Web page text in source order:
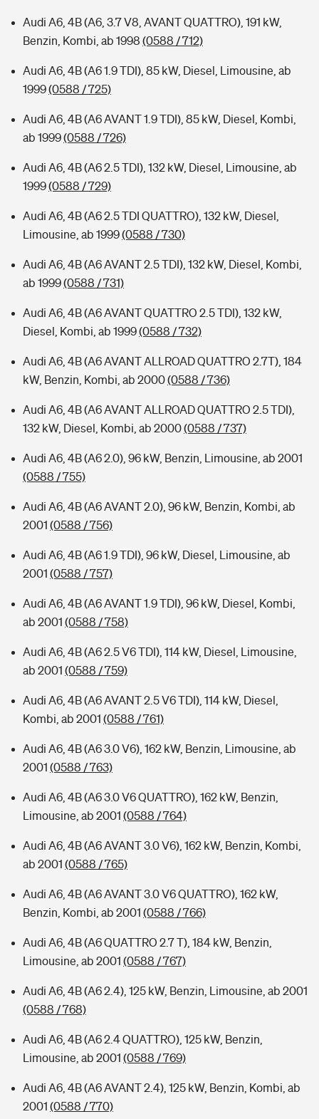
Audi A6, 4B (A6, 3.7 V8, AVANT QUATTRO), 191 kW,
Benzin, Kombi, ab 1998 (0588 / 712)
Audi A6, 4B (A6 1.9 TDI), 85 kW, Diesel, Limousine, ab
1999(0588 / 725)
Audi A6, 4B (A6 AVANT 1.9 TDI), 85 kW, Diesel, Kombi,
ab 1999(0588 / 726)
Audi A6, 4B (A6 2.5 TDI), 132 kW, Diesel, Limousine, ab
1999(0588 / 729)
Audi A6, 4B (A6 2.5 TDI QUATTRO), 132 kW, Diesel,
Limousine, ab 1999(0588 / 730)
Audi A6, 4B (A6 AVANT 2.5 TDI), 132 kW, Diesel, Kombi,
ab 1999(0588 / 731)
Audi A6, 4B (A6 AVANT QUATTRO 2.5 TDI), 132 kW,
Diesel, Kombi, ab 1999(0588 / 732)
Audi A6, 4B (A6 AVANT ALLROAD QUATTRO 2.7T), 184
kW, Benzin, Kombi, ab 2000(0588 / 736)
Audi A6, 4B (A6 AVANT ALLROAD QUATTRO 2.5 TDI),
132 kW, Diesel, Kombi, ab 2000(0588 / 737)
Audi A6, 4B (A6 2.0), 96 kW, Benzin, Limousine, ab 2001
(0588 / 755)
Audi A6, 4B (A6 AVANT 2.0), 96 kW, Benzin, Kombi, ab
2001 (0588 / 756)
Audi A6, 4B (A6 1.9 TDI), 96 kW, Diesel, Limousine, ab
2001 (0588 / 757)
Audi A6, 4B (A6 AVANT 1.9 TDI), 96 kW, Diesel, Kombi,
ab 2001 (0588 / 758)
Audi A6, 4B (A6 2.5 V6 TDI), 114 kW, Diesel, Limousine,
ab 2001 (0588 / 759)
Audi A6, 4B (A6 AVANT 2.5 V6 TDI), 114 kW, Diesel,
Kombi, ab 2001 (0588 / 761)
Audi A6, 4B (A6 3.0 V6), 162 kW, Benzin, Limousine, ab
2001 (0588 / 763)
Audi A6, 4B (A6 3.0 V6 QUATTRO), 162 kW, Benzin,
Limousine, ab 2001 (0588 / 764)
Audi A6, 4B (A6 AVANT 3.0 V6), 162 kW, Benzin, Kombi,
ab 2001 (0588 / 765)
Audi A6, 4B (A6 AVANT 3.0 V6 QUATTRO), 162 kW,
Benzin, Kombi, ab 2001 (0588 / 766)
Audi A6, 4B (A6 QUATTRO 2.7 T), 184 kW, Benzin,
Limousine, ab 2001 (0588 / 767)
Audi A6, 4B (A6 2.4), 125 kW, Benzin, Limousine, ab 2001
(0588 / 768)
Audi A6, 4B (A6 2.4 QUATTRO), 125 kW, Benzin,
Limousine, ab 2001 (0588 / 769)
Audi A6, 4B (A6 AVANT 2.4), 125 kW, Benzin, Kombi, ab
2001 (0588 / 770)